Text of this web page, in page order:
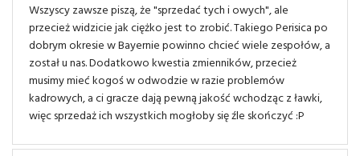
Wszyscy zawsze piszą, że "sprzedać tych i owych", ale
przecież widzicie jak ciężko jest to zrobić. Takiego Perisica po
dobrym okresie w Bayernie powinno chcieć wiele zespołów, a
został u nas. Dodatkowo kwestia zmienników, przecież
musimy mieć kogoś w odwodzie w razie problemów
kadrowych, a ci gracze dają pewną jakość wchodząc z ławki,
więc sprzedaż ich wszystkich mogłoby się źle skończyć :P